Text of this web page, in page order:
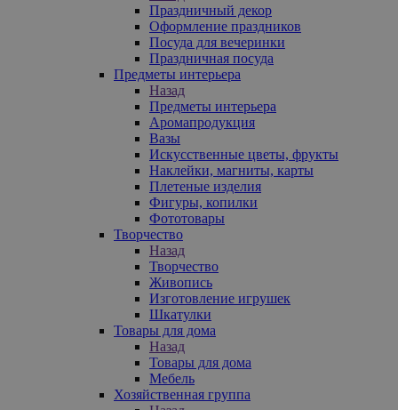
Праздничный декор
Оформление праздников
Посуда для вечеринки
Праздничная посуда
Предметы интерьера
Назад
Предметы интерьера
Аромапродукция
Вазы
Искусственные цветы, фрукты
Наклейки, магниты, карты
Плетеные изделия
Фигуры, копилки
Фототовары
Творчество
Назад
Творчество
Живопись
Изготовление игрушек
Шкатулки
Товары для дома
Назад
Товары для дома
Мебель
Хозяйственная группа